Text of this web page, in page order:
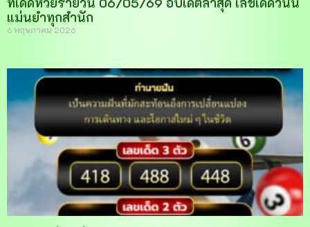
แม่นยำทุกสำนัก
6 พฤษภาคม 2026